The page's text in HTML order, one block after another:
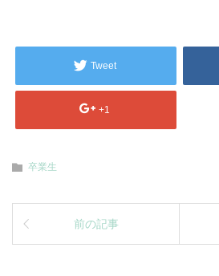
Tweet
+1
卒業生
前の記事